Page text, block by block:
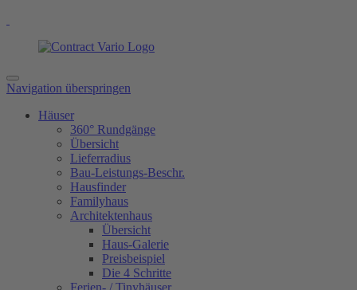
Navigation überspringen
Häuser
360° Rundgänge
Übersicht
Lieferradius
Bau-Leistungs-Beschr.
Hausfinder
Familyhaus
Architektenhaus
Übersicht
Haus-Galerie
Preisbeispiel
Die 4 Schritte
Ferien- / Tinyhäuser